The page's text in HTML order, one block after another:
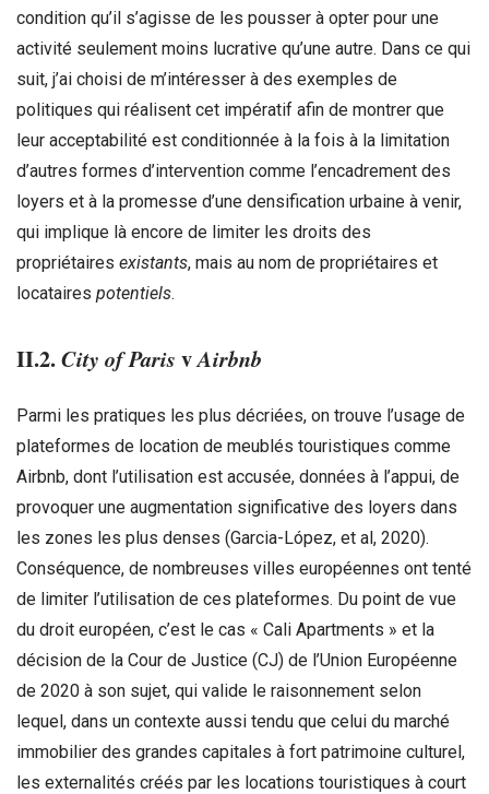
condition qu’il s’agisse de les pousser à opter pour une
activité seulement moins lucrative qu’une autre. Dans ce qui
suit, j’ai choisi de m’intéresser à des exemples de
politiques qui réalisent cet impératif afin de montrer que
leur acceptabilité est conditionnée à la fois à la limitation
d’autres formes d’intervention comme l’encadrement des
loyers et à la promesse d’une densification urbaine à venir,
qui implique là encore de limiter les droits des
propriétaires existants, mais au nom de propriétaires et
locataires potentiels.
II.2.City ofParis vAirbnb
Parmi les pratiques les plus décriées, on trouve l’usage de
plateformes de location de meublés touristiques comme
Airbnb, dont l’utilisation est accusée, données à l’appui, de
provoquer une augmentation significative des loyers dans
les zones les plus denses (Garcia-López, et al, 2020).
Conséquence, de nombreuses villes européennes ont tenté
de limiter l’utilisation de ces plateformes. Du point de vue
du droit européen, c’est le cas « Cali Apartments » et la
décision de la Cour de Justice (CJ) de l’Union Européenne
de 2020 à son sujet, qui valide le raisonnement selon
lequel, dans un contexte aussi tendu que celui du marché
immobilier des grandes capitales à fort patrimoine culturel,
les externalités créés par les locations touristiques à court